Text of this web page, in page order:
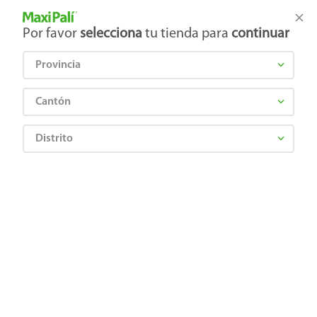
Tienda Maxi Palí
Por favor selecciona tu tienda para continuar
Provincia
Cantón
Distrito